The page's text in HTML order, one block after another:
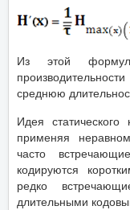
Из этой
среднюю
Идея
применяя
часто
кодируются
редко
длительными